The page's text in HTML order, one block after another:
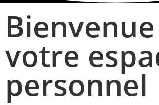
votre
personnel